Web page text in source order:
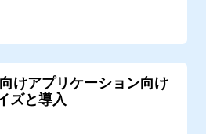
用できるようになる。
た知見を事業運営に積極的
。
けアプリケーション向け
ズと導入